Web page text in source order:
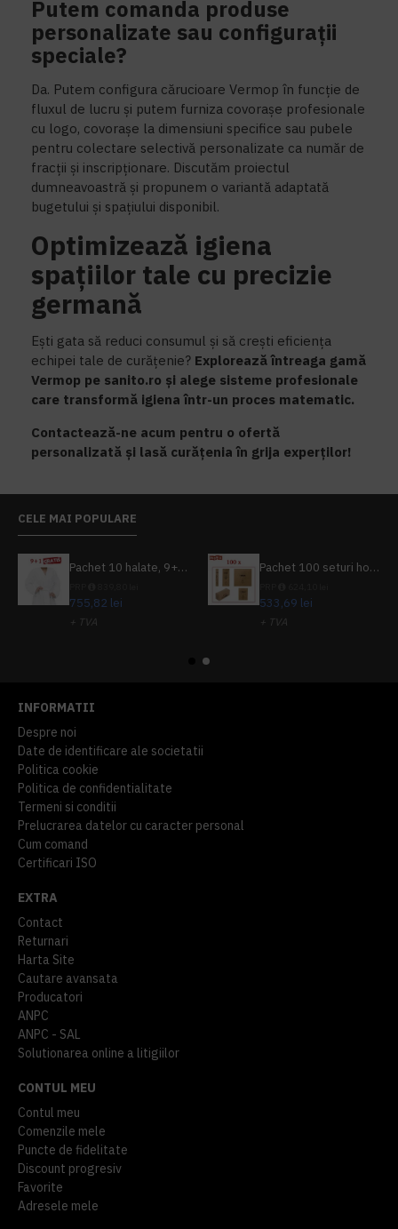
Putem comanda produse
personalizate sau configurații
speciale?
Da. Putem configura cărucioare Vermop în funcție de
fluxul de lucru și putem furniza covorașe profesionale
cu logo, covorașe la dimensiuni specifice sau pubele
pentru colectare selectivă personalizate ca număr de
fracții și inscripționare. Discutăm proiectul
dumneavoastră și propunem o variantă adaptată
bugetului și spațiului disponibil.
Optimizează igiena
spațiilor tale cu precizie
germană
Ești gata să reduci consumul și să crești eficiența
echipei tale de curățenie? Explorează întreaga gamă
Vermop pe sanito.ro și alege sisteme profesionale
care transformă igiena într-un proces matematic.
Contactează-ne acum pentru o ofertă
personalizată și lasă curățenia în grija experților!
CELE MAI POPULARE
Pachet 10 halate, 9+1 gratuit
755,82 lei
+ TVA
Pachet 100 seturi hoteliere, set dentar, set barbierit, casca de dus, pila unghii, set cusut
533,69 lei
+ TVA
INFORMATII
Despre noi
Date de identificare ale societatii
Politica cookie
Politica de confidentialitate
Termeni si conditii
Prelucrarea datelor cu caracter personal
Cum comand
Certificari ISO
EXTRA
Contact
Returnari
Harta Site
Cautare avansata
Producatori
ANPC
ANPC - SAL
Solutionarea online a litigiilor
CONTUL MEU
Contul meu
Comenzile mele
Puncte de fidelitate
Discount progresiv
Favorite
Adresele mele